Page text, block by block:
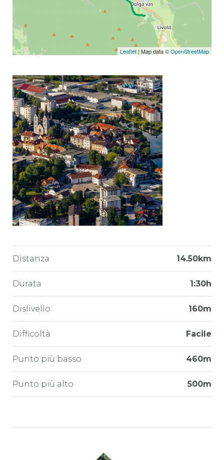
Leaflet | Map data ©OpenStreetMap
Distanza 14.50km
Durata 1:30h
Dislivello 160m
Difficoltà Facile
Punto più basso 460m
Punto più alto 500m